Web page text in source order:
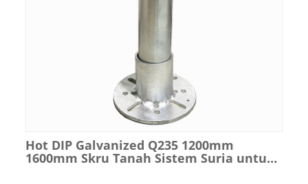
Hot DIP Galvanized Q235 1200mm
1600mm Skru Tanah Sistem Suria untuk